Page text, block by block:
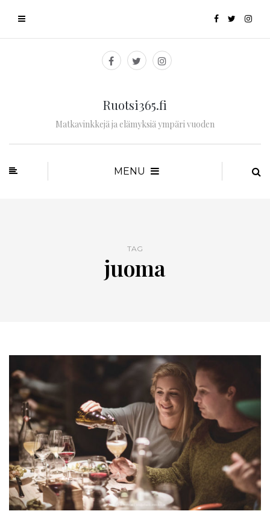
Ruotsi365.fi
Matkavinkkejä ja elämyksiä ympäri vuoden
MENU
TAG
juoma